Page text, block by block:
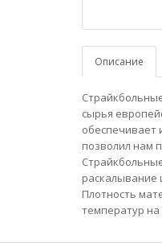
Описание
сырья
обеспечивает
позволил нам
Плотность
температур на